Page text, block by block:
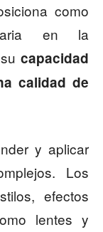
como
en la
capacidad
calidad de
y aplicar
Los
efectos
lentes y